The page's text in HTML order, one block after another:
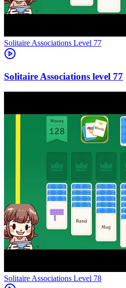
Level 77
77
Level 78